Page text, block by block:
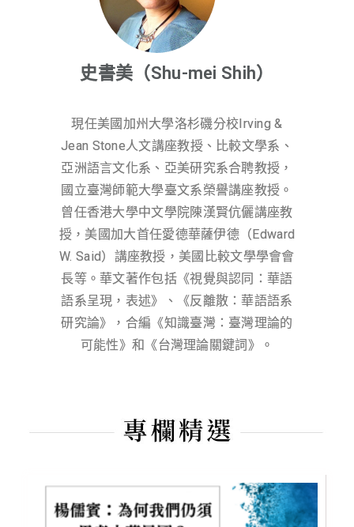
史書美（Shu-mei Shih）
現任美國加州大學洛杉磯分校Irving &
Jean Stone人文講座教授、比較文學系、
亞洲語言文化系、亞美研究系合聘教授，
國立臺灣師範大學臺文系榮譽講座教授。
曾任香港大學中文學院陳漢賢伉儷講座教
授，美國加大首任愛德華薩伊德（Edward
W. Said）講座教授，美國比較文學學會會
長等。華文著作包括《視覺與認同：華語
語系呈現，表述》、《反離散：華語語系
研究論》，合編《知識臺灣：臺灣理論的
可能性》和《台灣理論關鍵詞》。